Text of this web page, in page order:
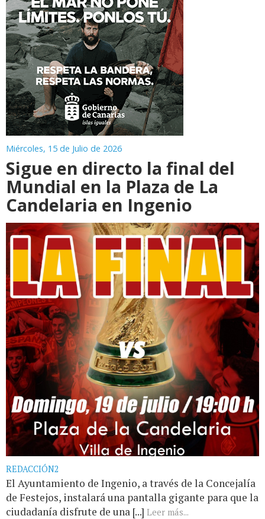
Miércoles, 15 de Julio de 2026
Sigue en directo la final del
Mundial en la Plaza de La
Candelaria en Ingenio
REDACCIÓN2
El Ayuntamiento de Ingenio, a través de la Concejalía
de Festejos, instalará una pantalla gigante para que la
ciudadanía disfrute de una [...] Leer más...